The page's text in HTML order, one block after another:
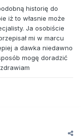
historię do
iż to własnie może
Ja osobiście
mi w marcu
a dawka niedawno
mogę doradzić